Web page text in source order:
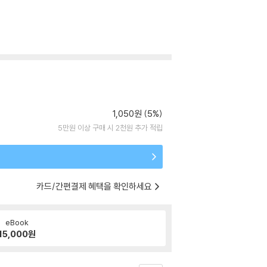
1,050원 (5%)
5만원 이상 구매 시 2천원 추가 적립
카드/간편결제 혜택을 확인하세요
eBook
원